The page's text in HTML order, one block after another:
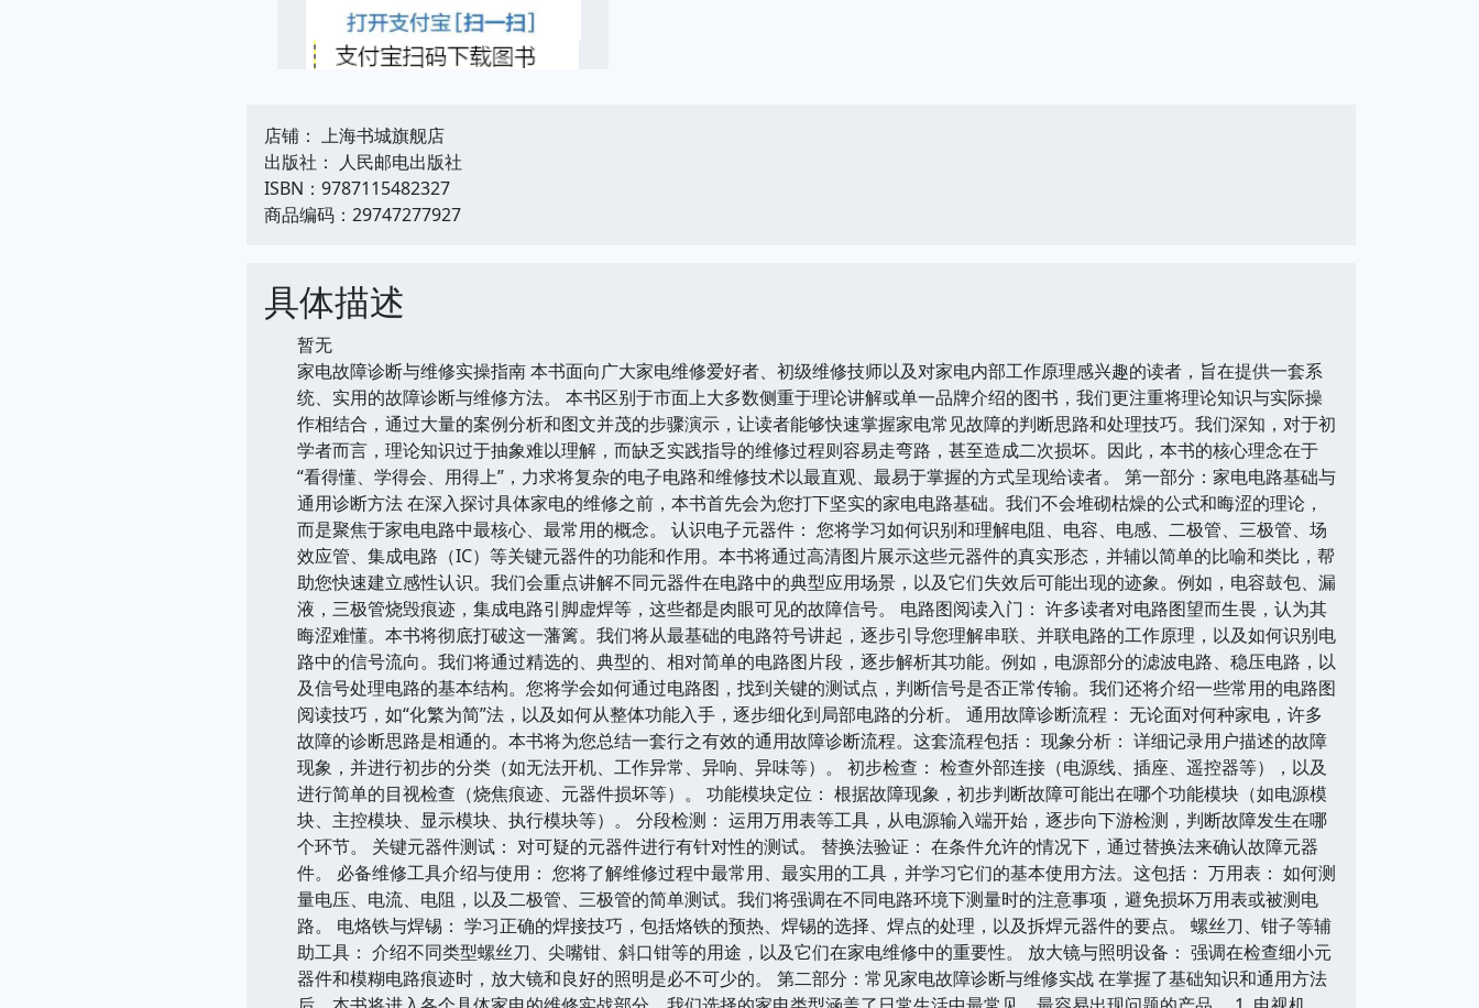
店铺： 上海书城旗舰店
出版社： 人民邮电出版社
ISBN：9787115482327
商品编码：29747277927
具体描述
暂无
家电故障诊断与维修实操指南 本书面向广大家电维修爱好者、初级维修技师以及对家电内部工作原理感兴趣的读者，旨在提供一套系
统、实用的故障诊断与维修方法。 本书区别于市面上大多数侧重于理论讲解或单一品牌介绍的图书，我们更注重将理论知识与实际操
作相结合，通过大量的案例分析和图文并茂的步骤演示，让读者能够快速掌握家电常见故障的判断思路和处理技巧。我们深知，对于初
学者而言，理论知识过于抽象难以理解，而缺乏实践指导的维修过程则容易走弯路，甚至造成二次损坏。因此，本书的核心理念在于
“看得懂、学得会、用得上”，力求将复杂的电子电路和维修技术以最直观、最易于掌握的方式呈现给读者。 第一部分：家电电路基础与
通用诊断方法 在深入探讨具体家电的维修之前，本书首先会为您打下坚实的家电电路基础。我们不会堆砌枯燥的公式和晦涩的理论，
而是聚焦于家电电路中最核心、最常用的概念。 认识电子元器件： 您将学习如何识别和理解电阻、电容、电感、二极管、三极管、场
效应管、集成电路（IC）等关键元器件的功能和作用。本书将通过高清图片展示这些元器件的真实形态，并辅以简单的比喻和类比，帮
助您快速建立感性认识。我们会重点讲解不同元器件在电路中的典型应用场景，以及它们失效后可能出现的迹象。例如，电容鼓包、漏
液，三极管烧毁痕迹，集成电路引脚虚焊等，这些都是肉眼可见的故障信号。 电路图阅读入门： 许多读者对电路图望而生畏，认为其
晦涩难懂。本书将彻底打破这一藩篱。我们将从最基础的电路符号讲起，逐步引导您理解串联、并联电路的工作原理，以及如何识别电
路中的信号流向。我们将通过精选的、典型的、相对简单的电路图片段，逐步解析其功能。例如，电源部分的滤波电路、稳压电路，以
及信号处理电路的基本结构。您将学会如何通过电路图，找到关键的测试点，判断信号是否正常传输。我们还将介绍一些常用的电路图
阅读技巧，如“化繁为简”法，以及如何从整体功能入手，逐步细化到局部电路的分析。 通用故障诊断流程： 无论面对何种家电，许多
故障的诊断思路是相通的。本书将为您总结一套行之有效的通用故障诊断流程。这套流程包括： 现象分析： 详细记录用户描述的故障
现象，并进行初步的分类（如无法开机、工作异常、异响、异味等）。 初步检查： 检查外部连接（电源线、插座、遥控器等），以及
进行简单的目视检查（烧焦痕迹、元器件损坏等）。 功能模块定位： 根据故障现象，初步判断故障可能出在哪个功能模块（如电源模
块、主控模块、显示模块、执行模块等）。 分段检测： 运用万用表等工具，从电源输入端开始，逐步向下游检测，判断故障发生在哪
个环节。 关键元器件测试： 对可疑的元器件进行有针对性的测试。 替换法验证： 在条件允许的情况下，通过替换法来确认故障元器
件。 必备维修工具介绍与使用： 您将了解维修过程中最常用、最实用的工具，并学习它们的基本使用方法。这包括： 万用表： 如何测
量电压、电流、电阻，以及二极管、三极管的简单测试。我们将强调在不同电路环境下测量时的注意事项，避免损坏万用表或被测电
路。 电烙铁与焊锡： 学习正确的焊接技巧，包括烙铁的预热、焊锡的选择、焊点的处理，以及拆焊元器件的要点。 螺丝刀、钳子等辅
助工具： 介绍不同类型螺丝刀、尖嘴钳、斜口钳等的用途，以及它们在家电维修中的重要性。 放大镜与照明设备： 强调在检查细小元
器件和模糊电路痕迹时，放大镜和良好的照明是必不可少的。 第二部分：常见家电故障诊断与维修实战 在掌握了基础知识和通用方法